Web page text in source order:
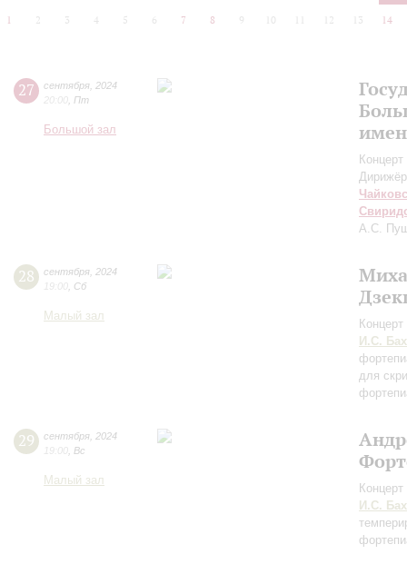
1 2 3 4 5 6 7 8 9 10 12 13 14
27 сентября 2024
20:00 Пт
Большой зал
А.С.
28 сентября 2024
19:00 Сб
Малый зал
И.С. Бах
для
29 сентября 2024
19:00 Вс
Малый зал
И.С. Бах